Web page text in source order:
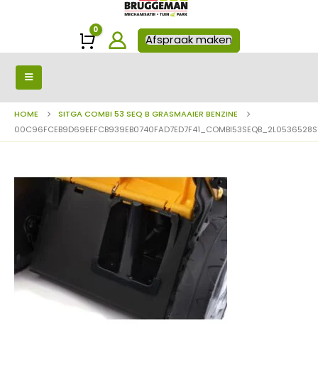
Winkelwagen
0
Afspraak maken
HOME
SITGA COMBI 53 SEQ B GRASMAAIER BENZINE